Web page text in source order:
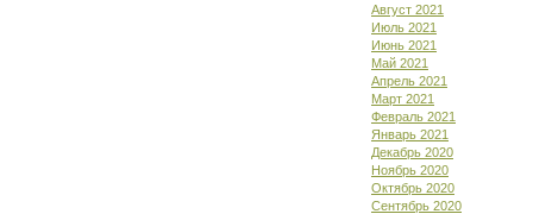
Август 2021
Июль 2021
Июнь 2021
Май 2021
Апрель 2021
Март 2021
Февраль 2021
Январь 2021
Декабрь 2020
Ноябрь 2020
Октябрь 2020
Сентябрь 2020